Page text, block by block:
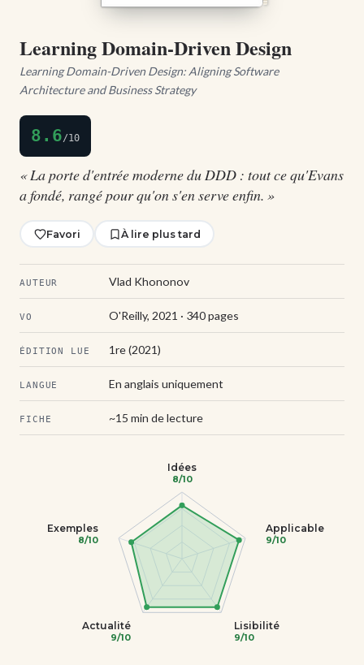
Learning Domain-Driven Design
Learning Domain-Driven Design: Aligning Software
Architecture and Business Strategy
8.6/10
« La porte d'entrée moderne du DDD : tout ce qu'Evans
a fondé, rangé pour qu'on s'en serve enfin. »
Favori À lire plus tard
AUTEUR Vlad Khononov
VO O'Reilly, 2021 · 340 pages
ÉDITION LUE 1re (2021)
LANGUE En anglais uniquement
FICHE ~15 min de lecture
Idées
8/10
Applicable
9/10
Lisibilité
9/10
Actualité
9/10
Exemples
8/10